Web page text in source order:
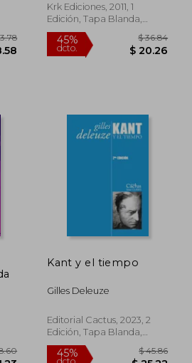
45%
Krk Ediciones, 2011, 1
Edición, Tapa Blanda,
Nuevo
Kant y el tiempo
Gilles Deleuze
Editorial Cactus, 2023, 2
Edición, Tapa Blanda,
Nuevo